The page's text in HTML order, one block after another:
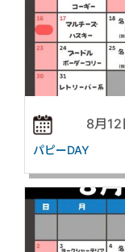
8月
パピーDAY